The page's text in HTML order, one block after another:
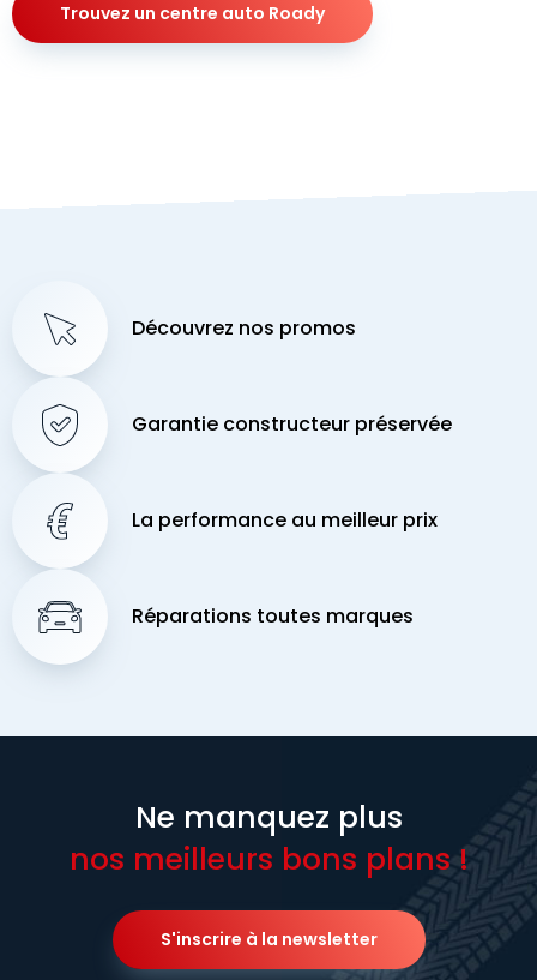
Trouvez un centre auto Roady
Découvrez nos promos
Garantie constructeur préservée
La performance au meilleur prix
Réparations toutes marques
Ne manquez plus
nos meilleurs bons plans !
S'inscrire à la newsletter